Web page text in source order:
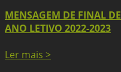
MENSAGEM DE FINAL DE
ANO LETIVO 2022-2023
Ler mais >